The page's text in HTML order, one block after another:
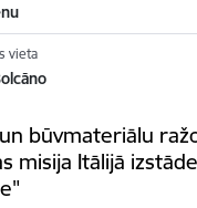
vieta
būvmateriālu
misija Itālijā